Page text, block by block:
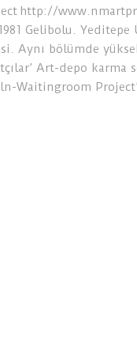
http://
Gelibolu.
Aynı bölümde
Art-depo karma
Waitingroom